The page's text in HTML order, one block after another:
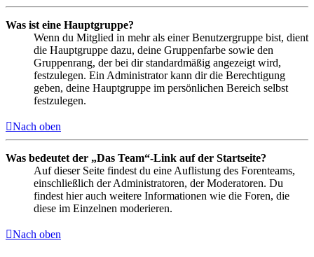
Was ist eine Hauptgruppe?
Wenn du Mitglied in mehr als einer Benutzergruppe bist, dient
die Hauptgruppe dazu, deine Gruppenfarbe sowie den
Gruppenrang, der bei dir standardmäßig angezeigt wird,
festzulegen. Ein Administrator kann dir die Berechtigung
geben, deine Hauptgruppe im persönlichen Bereich selbst
festzulegen.
Nach oben
Was bedeutet der „Das Team“-Link auf der Startseite?
Auf dieser Seite findest du eine Auflistung des Forenteams,
einschließlich der Administratoren, der Moderatoren. Du
findest hier auch weitere Informationen wie die Foren, die
diese im Einzelnen moderieren.
Nach oben